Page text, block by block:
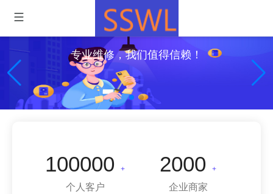
专业维修，我们值得信赖！
100000 +
个人客户
2000 +
企业商家